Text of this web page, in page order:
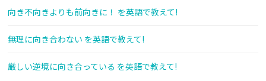
向き不向きよりも前向きに！ を英語で教えて!
無理に向き合わない を英語で教えて!
厳しい逆境に向き合っている を英語で教えて!